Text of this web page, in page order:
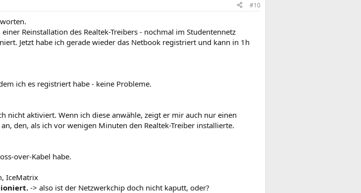
#10
Reinstallation des Realtek-Treibers - nochmal im Studentennetz
Jetzt habe ich gerade wieder das Netbook registriert und kann in 1h
ich es registriert habe - keine Probleme.
nicht aktiviert. Wenn ich diese anwähle, zeigt er mir auch nur einen
den, als ich vor wenigen Minuten den Realtek-Treiber installierte.
over-Kabel habe.
IceMatrix
-> also ist der Netzwerkchip doch nicht kaputt, oder?